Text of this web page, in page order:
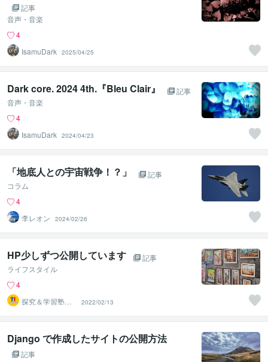
記事
音声・音楽
4
IsamuDark 2025/04/25
Dark core. 2024 4th.『Bleu Clair』
記事
音声・音楽
4
IsamuDark 2024/04/23
「地底人との宇宙戦争！？」
記事
コラム
4
李レオン
2024/02/26
HP少しずつ公開しています
記事
ライフスタイル
4
探究＆学習塾｜
なぜラボ
2022/02/13
Django で作成したサイトの公開方法
記事